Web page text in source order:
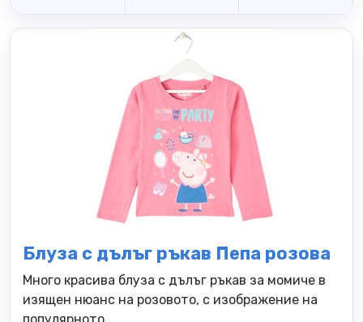
Блуза с дълъг ръкав Пепа розова
Много красива блуза с дълъг ръкав за момиче в
изящен нюанс на розовото, с изображение на